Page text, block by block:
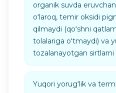
organik suvda
oʻlaroq, temir oksidi
qilmaydi (qoʻshni
tolalariga oʻtmaydi) va
tozalanayotgan sirtlarni
Yuqori yorugʻlik va